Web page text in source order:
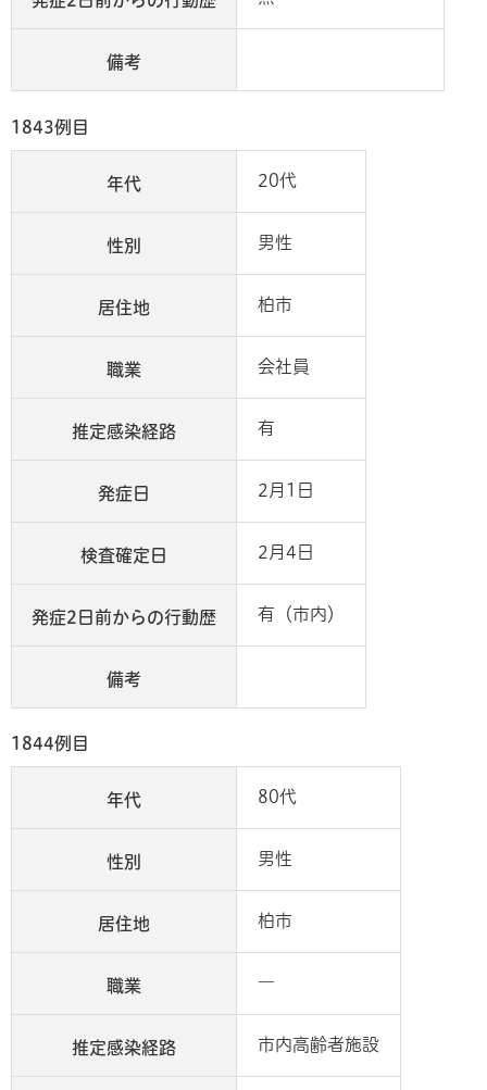
備考
1843例目
年代 20代
性別 男性
居住地 柏市
職業 会社員
推定感染経路 有
発症日 2月1日
検査確定日 2月4日
発症2日前からの行動歴 有（市内）
備考
1844例目
年代 80代
性別 男性
居住地 柏市
職業 ―
推定感染経路 市内高齢者施設